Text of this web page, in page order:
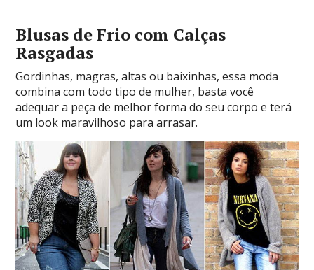
Blusas de Frio com Calças
Rasgadas
Gordinhas, magras, altas ou baixinhas, essa moda
combina com todo tipo de mulher, basta você
adequar a peça de melhor forma do seu corpo e terá
um look maravilhoso para arrasar.